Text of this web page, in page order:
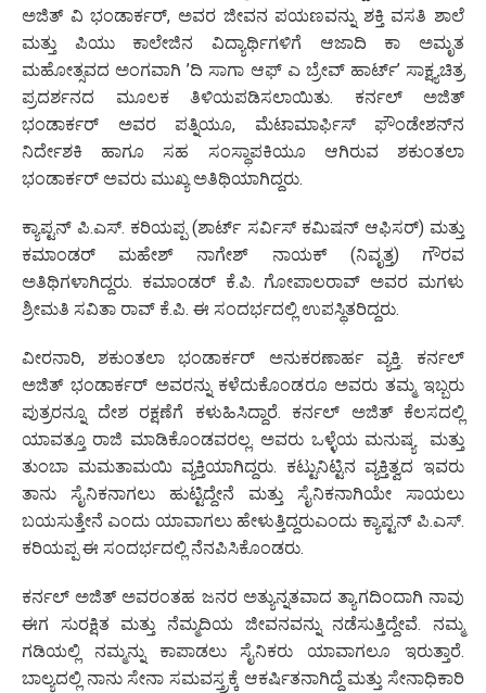
ಅಜಿತ್ ವಿ ಭಂಡಾರ್ಕರ್, ಅವರ ಜೀವನ ಪಯಣವನ್ನು ಶಕ್ತಿ ವಸತಿ ಶಾಲೆ
ಮತ್ತು ಪಿಯು ಕಾಲೇಜಿನ ವಿದ್ಯಾರ್ಥಿಗಳಿಗೆ ಆಜಾದಿ ಕಾ ಅಮೃತ
ಮಹೋತ್ಸವದ ಅಂಗವಾಗಿ ’ದಿ ಸಾಗಾ ಆಫ್ ಎ ಬ್ರೇವ್ ಹಾರ್ಟ್’ ಸಾಕ್ಷ್ಯಚಿತ್ರ
ಪ್ರದರ್ಶನದ ಮೂಲಕ ತಿಳಿಯಪಡಿಸಲಾಯಿತು. ಕರ್ನಲ್ ಅಜಿತ್
ಭಂಡಾರ್ಕರ್ ಅವರ ಪತ್ನಿಯೂ, ಮೆಟಾಮಾರ್ಫಿಸ್ ಫೌಂಡೇಶನ್‌ನ
ನಿರ್ದೇಶಕಿ ಹಾಗೂ ಸಹ ಸಂಸ್ಥಾಪಕಿಯೂ ಆಗಿರುವ ಶಕುಂತಲಾ
ಭಂಡಾರ್ಕರ್ ಅವರು ಮುಖ್ಯ ಅತಿಥಿಯಾಗಿದ್ದರು.
ಕ್ಯಾಪ್ಟನ್ ಪಿ.ಎಸ್. ಕರಿಯಪ್ಪ (ಶಾರ್ಟ್ ಸರ್ವಿಸ್ ಕಮಿಷನ್ ಆಫಿಸರ್) ಮತ್ತು
ಕಮಾಂಡರ್ ಮಹೇಶ್ ನಾಗೇಶ್ ನಾಯಕ್ (ನಿವೃತ್ತ) ಗೌರವ
ಅತಿಥಿಗಳಾಗಿದ್ದರು. ಕಮಾಂಡರ್ ಕೆ.ಪಿ. ಗೋಪಾಲರಾವ್ ಅವರ ಮಗಳು
ಶ್ರೀಮತಿ ಸವಿತಾ ರಾವ್ ಕೆ.ಪಿ. ಈ ಸಂದರ್ಭದಲ್ಲಿ ಉಪಸ್ಥಿತರಿದ್ದರು.
ವೀರನಾರಿ, ಶಕುಂತಲಾ ಭಂಡಾರ್ಕರ್ ಅನುಕರಣಾರ್ಹ ವ್ಯಕ್ತಿ. ಕರ್ನಲ್
ಅಜಿತ್ ಭಂಡಾರ್ಕರ್ ಅವರನ್ನು ಕಳೆದುಕೊಂಡರೂ ಅವರು ತಮ್ಮ ಇಬ್ಬರು
ಪುತ್ರರನ್ನೂ ದೇಶ ರಕ್ಷಣೆಗೆ ಕಳುಹಿಸಿದ್ದಾರೆ. ಕರ್ನಲ್ ಅಜಿತ್ ಕೆಲಸದಲ್ಲಿ
ಯಾವತ್ತೂ ರಾಜಿ ಮಾಡಿಕೊಂಡವರಲ್ಲ. ಅವರು ಒಳ್ಳೆಯ ಮನುಷ್ಯ ಮತ್ತು
ತುಂಬಾ ಮಮತಾಮಯಿ ವ್ಯಕ್ತಿಯಾಗಿದ್ದರು. ಕಟ್ಟುನಿಟ್ಟಿನ ವ್ಯಕ್ತಿತ್ವದ ಇವರು
ತಾನು ಸೈನಿಕನಾಗಲು ಹುಟ್ಟಿದ್ದೇನೆ ಮತ್ತು ಸೈನಿಕನಾಗಿಯೇ ಸಾಯಲು
ಬಯಸುತ್ತೇನೆ ಎಂದು ಯಾವಾಗಲು ಹೇಳುತ್ತಿದ್ದರುಎಂದು ಕ್ಯಾಪ್ಟನ್ ಪಿ.ಎಸ್.
ಕರಿಯಪ್ಪ ಈ ಸಂದರ್ಭದಲ್ಲಿ ನೆನಪಿಸಿಕೊಂಡರು.
ಕರ್ನಲ್ ಅಜಿತ್ ಅವರಂತಹ ಜನರ ಅತ್ಯುನ್ನತವಾದ ತ್ಯಾಗದಿಂದಾಗಿ ನಾವು
ಈಗ ಸುರಕ್ಷಿತ ಮತ್ತು ನೆಮ್ಮದಿಯ ಜೀವನವನ್ನು ನಡೆಸುತ್ತಿದ್ದೇವೆ. ನಮ್ಮ
ಗಡಿಯಲ್ಲಿ ನಮ್ಮನ್ನು ಕಾಪಾಡಲು ಸೈನಿಕರು ಯಾವಾಗಲೂ ಇರುತ್ತಾರೆ.
ಬಾಲ್ಯದಲ್ಲಿ ನಾನು ಸೇನಾ ಸಮವಸ್ತ್ರಕ್ಕೆ ಆಕರ್ಷಿತನಾಗಿದ್ದೆ ಮತ್ತು ಸೇನಾಧಿಕಾರಿ